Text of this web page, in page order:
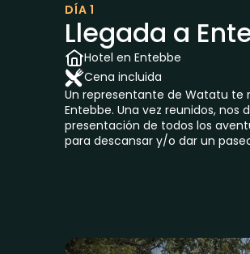
DÍA 1
Llegada a
Hotel en Entebbe
Cena incluida
Un representante de Watatu te
Entebbe. Una vez reunidos,
presentación de todos los
para descansar y/o dar un